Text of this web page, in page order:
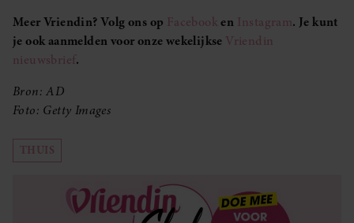
Meer Vriendin? Volg ons op Facebooken Instagram. Je kunt
je ook aanmelden voor onze wekelijkse Vriendin
nieuwsbrief.
Bron: AD
Foto: Getty Images
THUIS